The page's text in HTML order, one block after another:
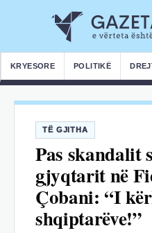
KRYESORE POLITIKË
TË GJITHA
Pas skandalit
gjyqtarit në
Çobani: “I
shqiptarëve!”